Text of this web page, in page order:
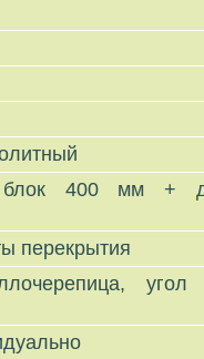
блок 400 мм +
перекрытия